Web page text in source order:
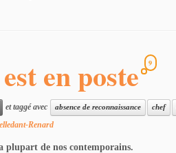
en poste 9
et taggé avec absence de reconnaissance chef
Renard
plupart de nos contemporains.